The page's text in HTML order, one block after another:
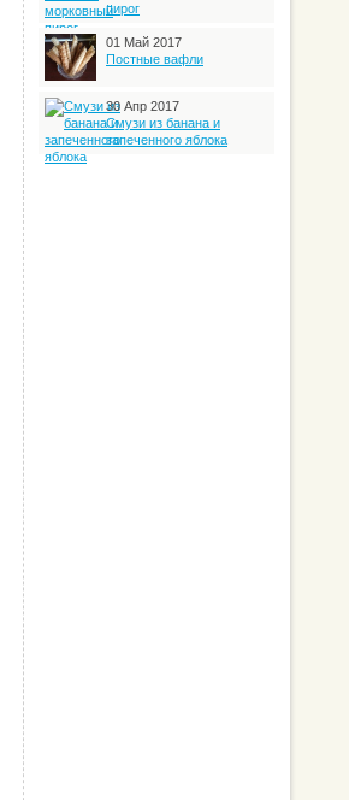
пирог
01 Май 2017
Постные вафли
30 Апр 2017
Смузи из банана и
запеченного яблока